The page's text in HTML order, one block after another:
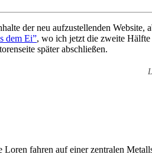
der neu aufzustellenden Website,
dem Ei”, wo ich jetzt die zweite
später abschließen.